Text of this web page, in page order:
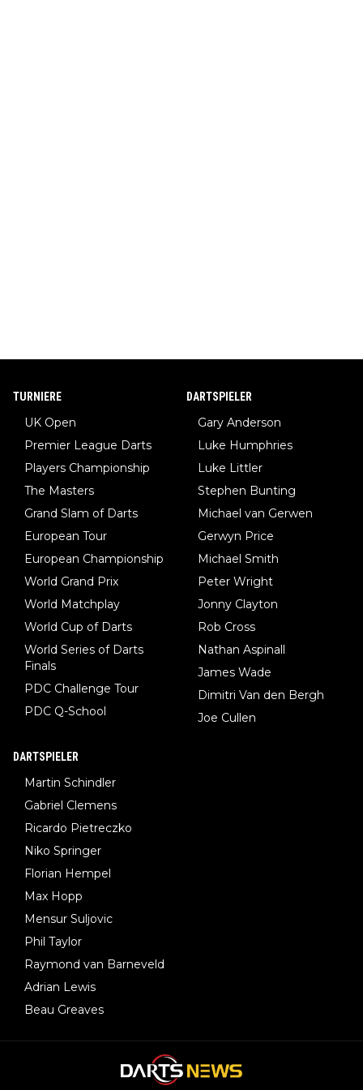
TURNIERE
UK Open
Premier League Darts
Players Championship
The Masters
Grand Slam of Darts
European Tour
European Championship
World Grand Prix
World Matchplay
World Cup of Darts
World Series of Darts
Finals
PDC Challenge Tour
PDC Q-School
DARTSPIELER
Gary Anderson
Luke Humphries
Luke Littler
Stephen Bunting
Michael van Gerwen
Gerwyn Price
Michael Smith
Peter Wright
Jonny Clayton
Rob Cross
Nathan Aspinall
James Wade
Dimitri Van den Bergh
Joe Cullen
DARTSPIELER
Martin Schindler
Gabriel Clemens
Ricardo Pietreczko
Niko Springer
Florian Hempel
Max Hopp
Mensur Suljovic
Phil Taylor
Raymond van Barneveld
Adrian Lewis
Beau Greaves